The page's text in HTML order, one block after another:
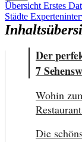
ÜbersichtErstes
Städte
Der
7
Wohin
Die